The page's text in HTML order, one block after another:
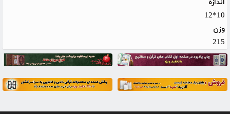
اندازه
10*12
وزن
215